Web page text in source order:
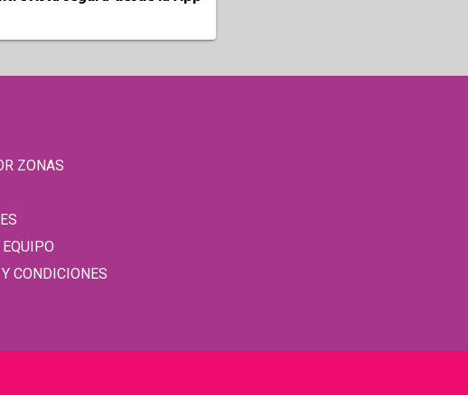
ZONAS
CONDICIONES